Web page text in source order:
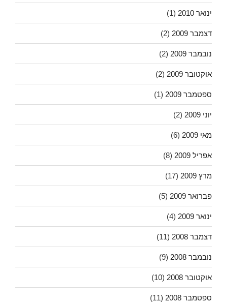
ינואר 2010 (1)
דצמבר 2009 (2)
נובמבר 2009 (2)
אוקטובר 2009 (2)
ספטמבר 2009 (1)
יוני 2009 (2)
מאי 2009 (6)
אפריל 2009 (8)
מרץ 2009 (17)
פברואר 2009 (5)
ינואר 2009 (4)
דצמבר 2008 (11)
נובמבר 2008 (9)
אוקטובר 2008 (10)
ספטמבר 2008 (11)